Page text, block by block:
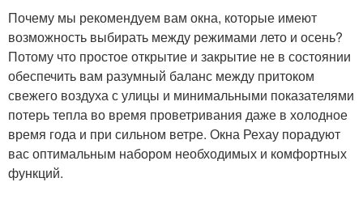
Почему мы рекомендуем вам окна, которые имеют
возможность выбирать между режимами лето и осень?
Потому что простое открытие и закрытие не в состоянии
обеспечить вам разумный баланс между притоком
свежего воздуха с улицы и минимальными показателями
потерь тепла во время проветривания даже в холодное
время года и при сильном ветре. Окна Рехау порадуют
вас оптимальным набором необходимых и комфортных
функций.